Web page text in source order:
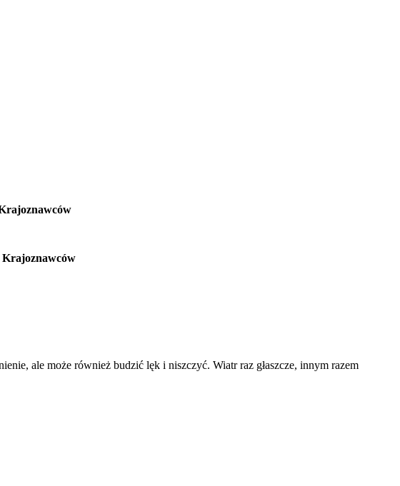
Krajoznawców
ale może również budzić lęk i niszczyć. Wiatr raz głaszcze, innym razem